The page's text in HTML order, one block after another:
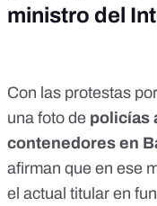
ministro del
Con las protestas
una foto de policías
contenedores en
afirman que en ese
el actual titular en